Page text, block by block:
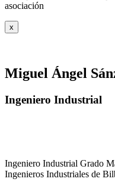
asociación
x
Miguel Ángel
Ingeniero Industrial
Ingeniero Industrial Grado
Ingenieros Industriales de